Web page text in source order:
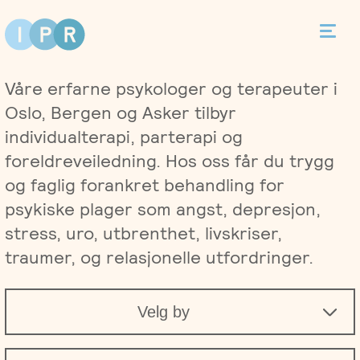
Kontakt
Terapi
Individualterapi
Priser
Asker
Bergen
Behandlere
Kurs
Våre erfarne psykologer og terapeuter i
Oslo, Bergen og Asker tilbyr
individualterapi, parterapi og
foreldreveiledning. Hos oss får du trygg
og faglig forankret behandling for
psykiske plager som angst, depresjon,
stress, uro, utbrenthet, livskriser,
traumer, og relasjonelle utfordringer.
Velg by